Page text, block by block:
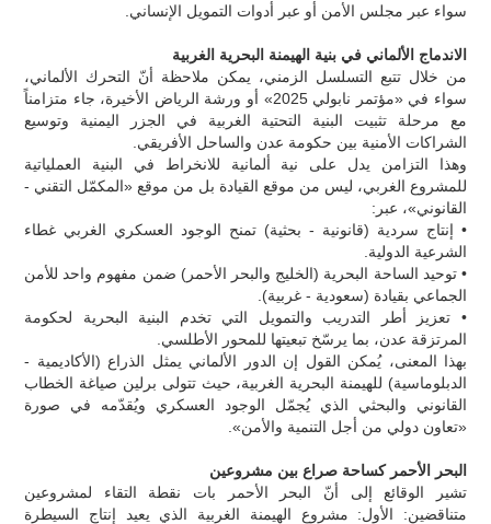
سواء عبر مجلس الأمن أو عبر أدوات التمويل الإنساني.
الاندماج الألماني في بنية الهيمنة البحرية الغربية
من خلال تتبع التسلسل الزمني، يمكن ملاحظة أنّ التحرك الألماني،
سواء في «مؤتمر نابولي 2025» أو ورشة الرياض الأخيرة، جاء متزامناً
مع مرحلة تثبيت البنية التحتية الغربية في الجزر اليمنية وتوسيع
الشراكات الأمنية بين حكومة عدن والساحل الأفريقي.
وهذا التزامن يدل على نية ألمانية للانخراط في البنية العملياتية
للمشروع الغربي، ليس من موقع القيادة بل من موقع «المكمّل التقني -
القانوني»، عبر:
• إنتاج سردية (قانونية - بحثية) تمنح الوجود العسكري الغربي غطاء
الشرعية الدولية.
• توحيد الساحة البحرية (الخليج والبحر الأحمر) ضمن مفهوم واحد للأمن
الجماعي بقيادة (سعودية - غربية).
• تعزيز أطر التدريب والتمويل التي تخدم البنية البحرية لحكومة
المرتزقة عدن، بما يرسّخ تبعيتها للمحور الأطلسي.
بهذا المعنى، يُمكن القول إن الدور الألماني يمثل الذراع (الأكاديمية -
الدبلوماسية) للهيمنة البحرية الغربية، حيث تتولى برلين صياغة الخطاب
القانوني والبحثي الذي يُجمّل الوجود العسكري ويُقدّمه في صورة
«تعاون دولي من أجل التنمية والأمن».
البحر الأحمر كساحة صراع بين مشروعين
تشير الوقائع إلى أنّ البحر الأحمر بات نقطة التقاء لمشروعين
متناقضين: الأول: مشروع الهيمنة الغربية الذي يعيد إنتاج السيطرة